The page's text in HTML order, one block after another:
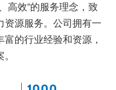
高效”的服务理念，致
资源服务。公司拥有一
的行业经验和资源，